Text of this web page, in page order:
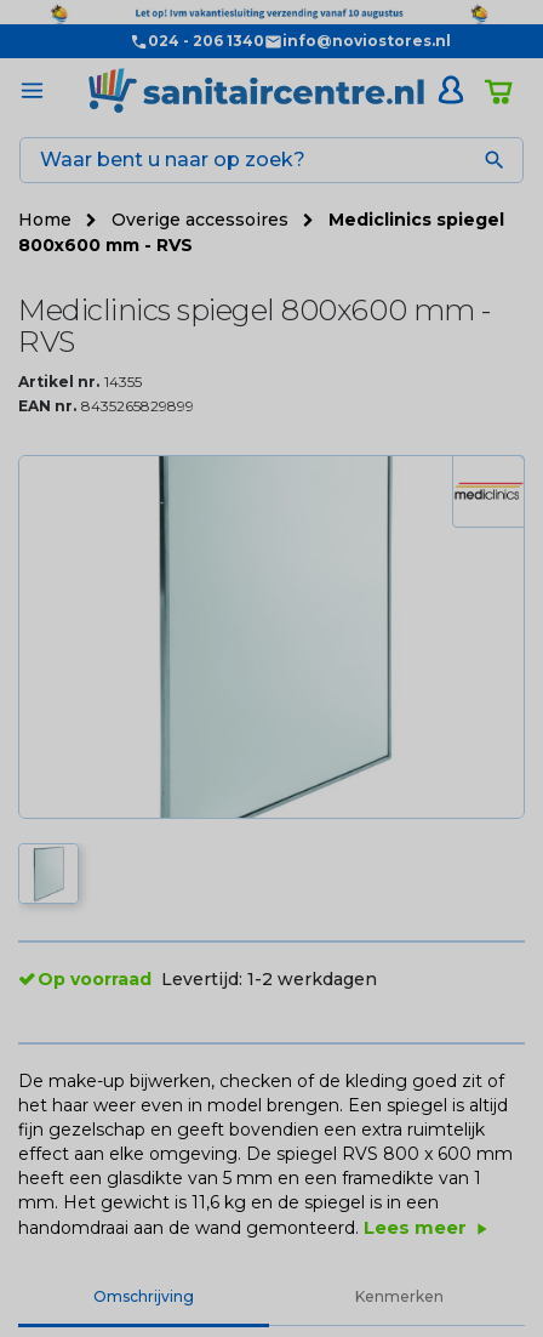
024 - 206 1340 info@noviostores.nl

Home Overige accessoires
Mediclinics spiegel
800x600 mm - RVS
Mediclinics spiegel 800x600 mm -
RVS
Artikel nr. 14355
EAN nr. 8435265829899
Op voorraad Levertijd: 1-2 werkdagen
De make-up bijwerken, checken of de kleding goed zit of
het haar weer even in model brengen. Een spiegel is altijd
fijn gezelschap en geeft bovendien een extra ruimtelijk
effect aan elke omgeving. De spiegel RVS 800 x 600 mm
heeft een glasdikte van 5 mm en een framedikte van 1
mm. Het gewicht is 11,6 kg en de spiegel is in een
handomdraai aan de wand gemonteerd. Lees meer play_arrow
Omschrijving Kenmerken